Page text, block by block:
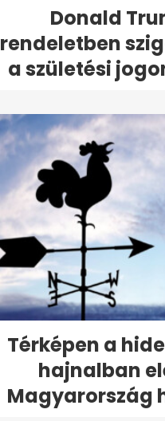
Donald
rendeletben
a születési
Térképen a
hajnalban
Magyarország